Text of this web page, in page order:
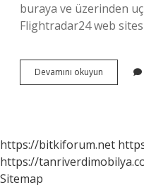
buraya ve üzerinden
Flightradar24 web
Devamını okuyun
Kutbunda
https://bitkiforum.net
https://
Sitemap